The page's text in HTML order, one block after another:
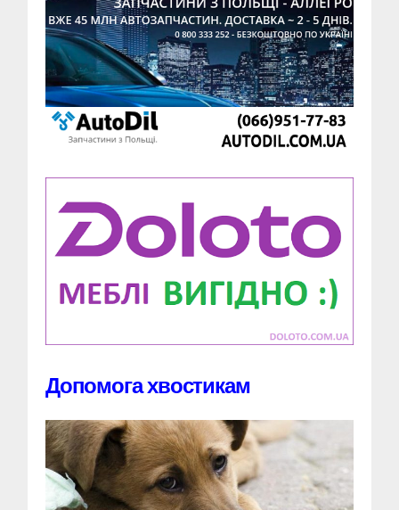
Допомога хвостикам